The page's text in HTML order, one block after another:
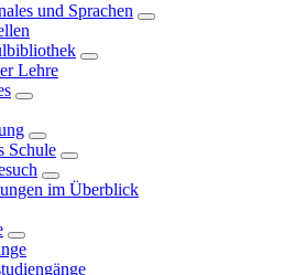
und Sprachen
Lehre
Schule
im Überblick